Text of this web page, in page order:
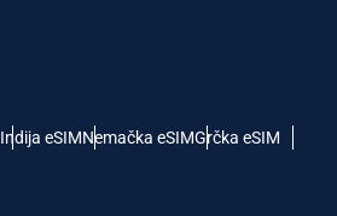
Indija eSIMNemačka eSIMGrčka eSIM